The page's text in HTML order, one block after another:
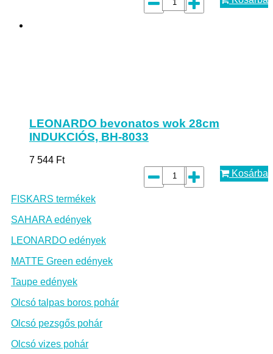
LEONARDO bevonatos wok 28cm
INDUKCIÓS, BH-8033
7 544 Ft
Kosárba
FISKARS termékek
SAHARA edények
LEONARDO edények
MATTE Green edények
Taupe edények
Olcsó talpas boros pohár
Olcsó pezsgős pohár
Olcsó vizes pohár